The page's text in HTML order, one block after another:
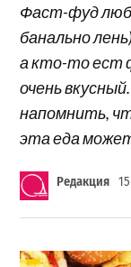
Фаст-фуд
банально
а кто-то ест
очень
напомнить,
эта еда
Редакция